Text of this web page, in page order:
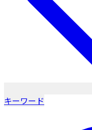
キーワード